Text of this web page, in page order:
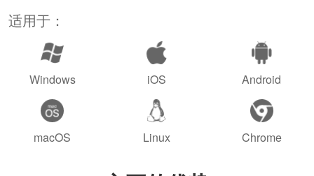
适用于：
Windows iOS Android
macOS Linux Chrome